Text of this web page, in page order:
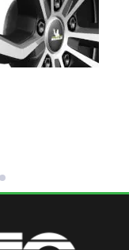
SUV: Đáng